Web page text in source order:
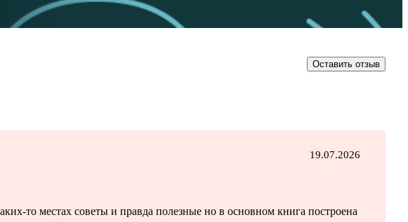
Оставить отзыв
19.07.2026
то местах советы и правда полезные но в основном книга построена